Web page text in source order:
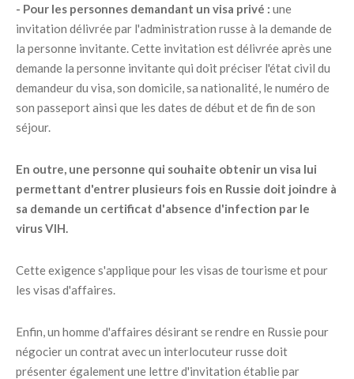
- Pour les personnes demandant un visa privé : une
invitation délivrée par l'administration russe à la demande de
la personne invitante. Cette invitation est délivrée après une
demande la personne invitante qui doit préciser l'état civil du
demandeur du visa, son domicile, sa nationalité, le numéro de
son passeport ainsi que les dates de début et de fin de son
séjour.
En outre, une personne qui souhaite obtenir un visa lui
permettant d'entrer plusieurs fois en Russie doit joindre à
sa demande un certificat d'absence d'infection par le
virus VIH.
Cette exigence s'applique pour les visas de tourisme et pour
les visas d'affaires.
Enfin, un homme d'affaires désirant se rendre en Russie pour
négocier un contrat avec un interlocuteur russe doit
présenter également une lettre d'invitation établie par